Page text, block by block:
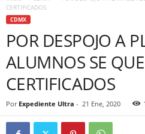
CERTIFICADOS
CDMX
POR DESPOJO A
ALUMNOS SE
CERTIFICADOS
Por Expediente Ultra - 21 Ene, 2020